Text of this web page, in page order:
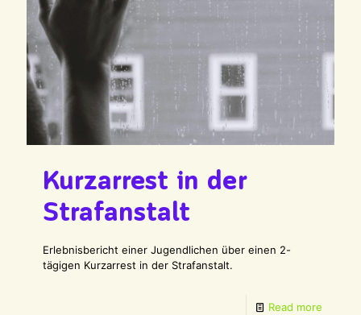
Kurzarrest in der
Strafanstalt
Erlebnisbericht einer Jugendlichen über einen 2-
tägigen Kurzarrest in der Strafanstalt.
Read more